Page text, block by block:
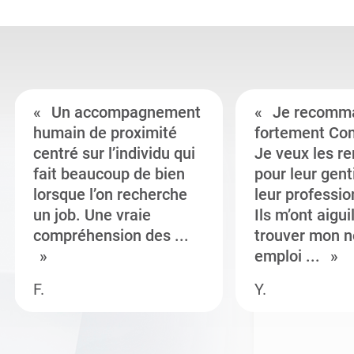
Un accompagnement
humain de proximité
centré sur l’individu qui
fait beaucoup de bien
lorsque l’on recherche
un job. Une vraie
compréhension des ...
F.
Je
fortement
Je veux les
pour leur
leur
Ils m’ont
trouver mon
emploi ...
Y.